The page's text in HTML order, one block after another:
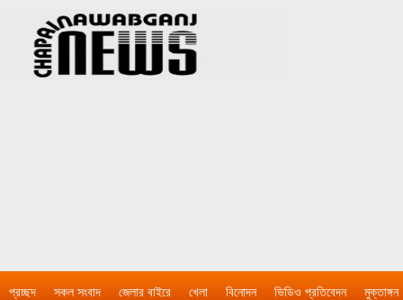
প্রচ্ছদ সকল সংবাদ জেলার বাইরে খেলা বিনোদন ভিডিও প্রতিবেদন মুক্তাঙ্গন